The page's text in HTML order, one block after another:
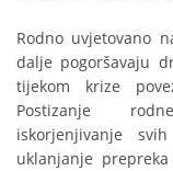
Rodno uvjetovano
dalje pogoršavaju
tijekom krize
Postizanje
iskorjenjivanje
uklanjanje